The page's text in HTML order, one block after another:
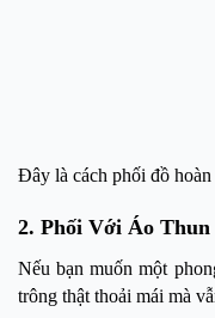
Đây là cách phối đồ hoàn
2. Phối Với Áo
Nếu bạn muốn một
trông thật thoải mái mà